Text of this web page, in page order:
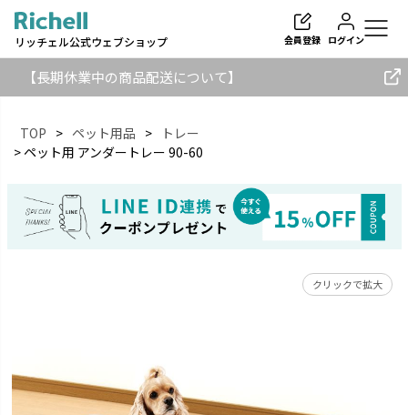
リッチェル公式ウェブショップ 会員登録 ログイン
【長期休業中の商品配送について】
TOP ペット用品
トレー
ペット用 アンダートレー 90-60
クリックで拡大